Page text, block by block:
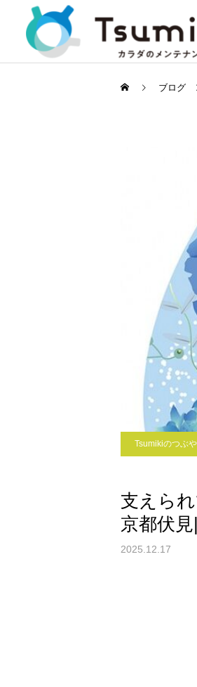
ブログ
Tsumikiのつぶ
支えら
京都伏見|
2025.12.17